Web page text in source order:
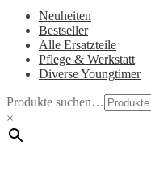
Neuheiten
Bestseller
Alle Ersatzteile
Pflege & Werkstatt
Diverse Youngtimer
Produkte suchen…
×